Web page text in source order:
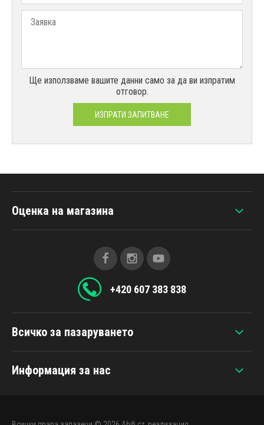
Ще използваме вашите данни само за да ви изпратим
отговор.
ИЗПРАТИ ЗАПИТВАНЕ
Всичко за пазаруването
Информация за нас
Оценка на магазина
+420 607 383 838